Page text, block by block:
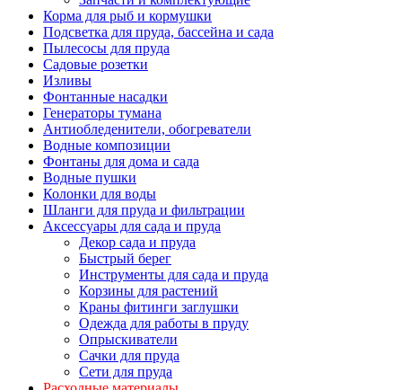
Корма для рыб и кормушки
Подсветка для пруда, бассейна и сада
Пылесосы для пруда
Садовые розетки
Изливы
Фонтанные насадки
Генераторы тумана
Антиобледенители, обогреватели
Водные композиции
Фонтаны для дома и сада
Водные пушки
Колонки для воды
Шланги для пруда и фильтрации
Аксессуары для сада и пруда
Декор сада и пруда
Быстрый берег
Инструменты для сада и пруда
Корзины для растений
Краны фитинги заглушки
Одежда для работы в пруду
Опрыскиватели
Сачки для пруда
Сети для пруда